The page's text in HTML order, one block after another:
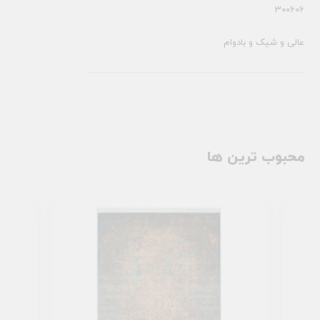
300606
عالی و شیک و بادوام
محبوب ترین ها